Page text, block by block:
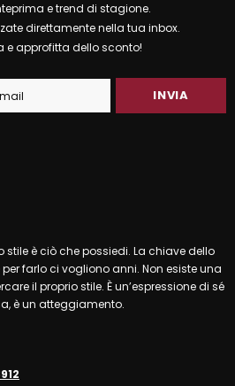
e trend di stagione.
direttamente nella tua inbox.
e approfitta dello sconto!
stile è ciò che possiedi. La chiave dello
per farlo ci vogliono anni. Non esiste una
il proprio stile. È un’espressione di sé
è un atteggiamento.